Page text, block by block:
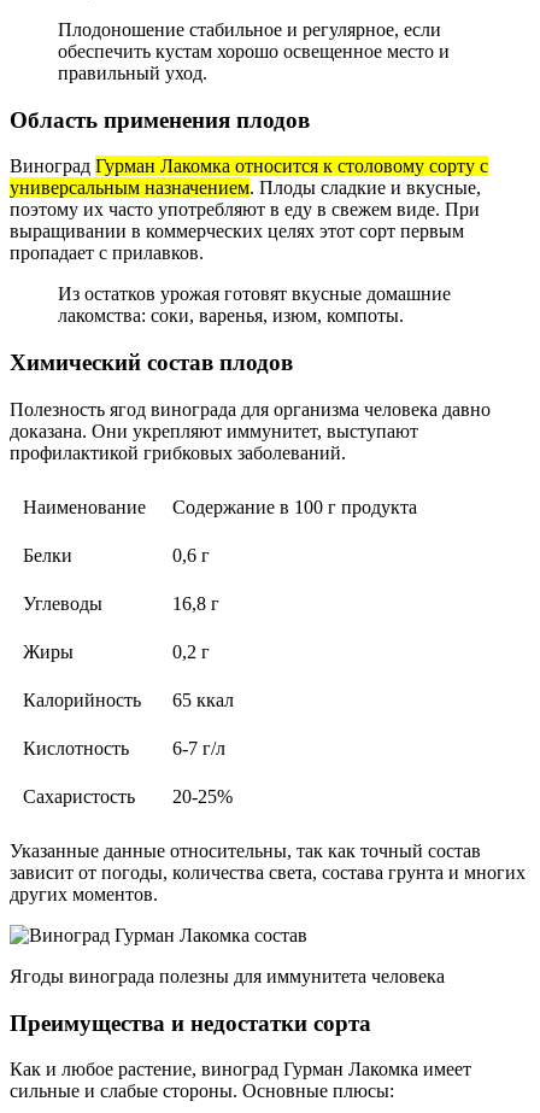
Плодоношение стабильное и регулярное, если
обеспечить кустам хорошо освещенное место и
правильный уход.
Область применения плодов
Виноград Гурман Лакомка относится к столовому сорту с
универсальным назначением. Плоды сладкие и вкусные,
поэтому их часто употребляют в еду в свежем виде. При
выращивании в коммерческих целях этот сорт первым
пропадает с прилавков.
Из остатков урожая готовят вкусные домашние
лакомства: соки, варенья, изюм, компоты.
Химический состав плодов
Полезность ягод винограда для организма человека давно
доказана. Они укрепляют иммунитет, выступают
профилактикой грибковых заболеваний.
Наименование Содержание в 100 г продукта
Белки 0,6 г
Углеводы 16,8 г
Жиры 0,2 г
Калорийность 65 ккал
Кислотность 6-7 г/л
Сахаристость 20-25%
Указанные данные относительны, так как точный состав
зависит от погоды, количества света, состава грунта и многих
других моментов.
Ягоды винограда полезны для иммунитета человека
Преимущества и недостатки сорта
Как и любое растение, виноград Гурман Лакомка имеет
сильные и слабые стороны. Основные плюсы: